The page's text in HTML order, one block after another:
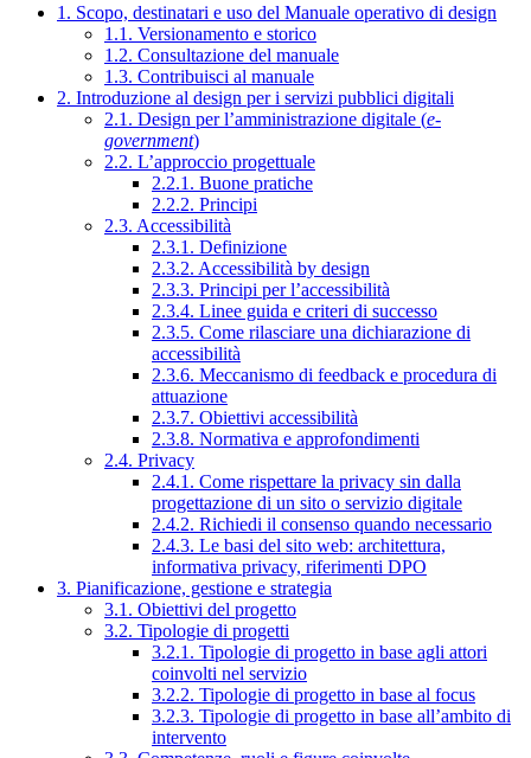
1. Scopo, destinatari e uso del Manuale operativo di design
1.1. Versionamento e storico
1.2. Consultazione del manuale
1.3. Contribuisci al manuale
2. Introduzione al design per i servizi pubblici digitali
2.1. Design per l’amministrazione digitale (e-
government)
2.2. L’approccio progettuale
2.2.1. Buone pratiche
2.2.2. Principi
2.3. Accessibilità
2.3.1. Definizione
2.3.2. Accessibilità by design
2.3.3. Principi per l’accessibilità
2.3.4. Linee guida e criteri di successo
2.3.5. Come rilasciare una dichiarazione di
accessibilità
2.3.6. Meccanismo di feedback e procedura di
attuazione
2.3.7. Obiettivi accessibilità
2.3.8. Normativa e approfondimenti
2.4. Privacy
2.4.1. Come rispettare la privacy sin dalla
progettazione di un sito o servizio digitale
2.4.2. Richiedi il consenso quando necessario
2.4.3. Le basi del sito web: architettura,
informativa privacy, riferimenti DPO
3. Pianificazione, gestione e strategia
3.1. Obiettivi del progetto
3.2. Tipologie di progetti
3.2.1. Tipologie di progetto in base agli attori
coinvolti nel servizio
3.2.2. Tipologie di progetto in base al focus
3.2.3. Tipologie di progetto in base all’ambito di
intervento